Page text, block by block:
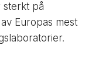
sterkt på
Europas mest